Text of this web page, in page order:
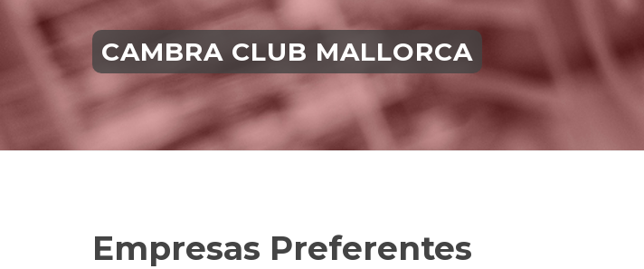
CAMBRA CLUB MALLORCA
Empresas Preferentes